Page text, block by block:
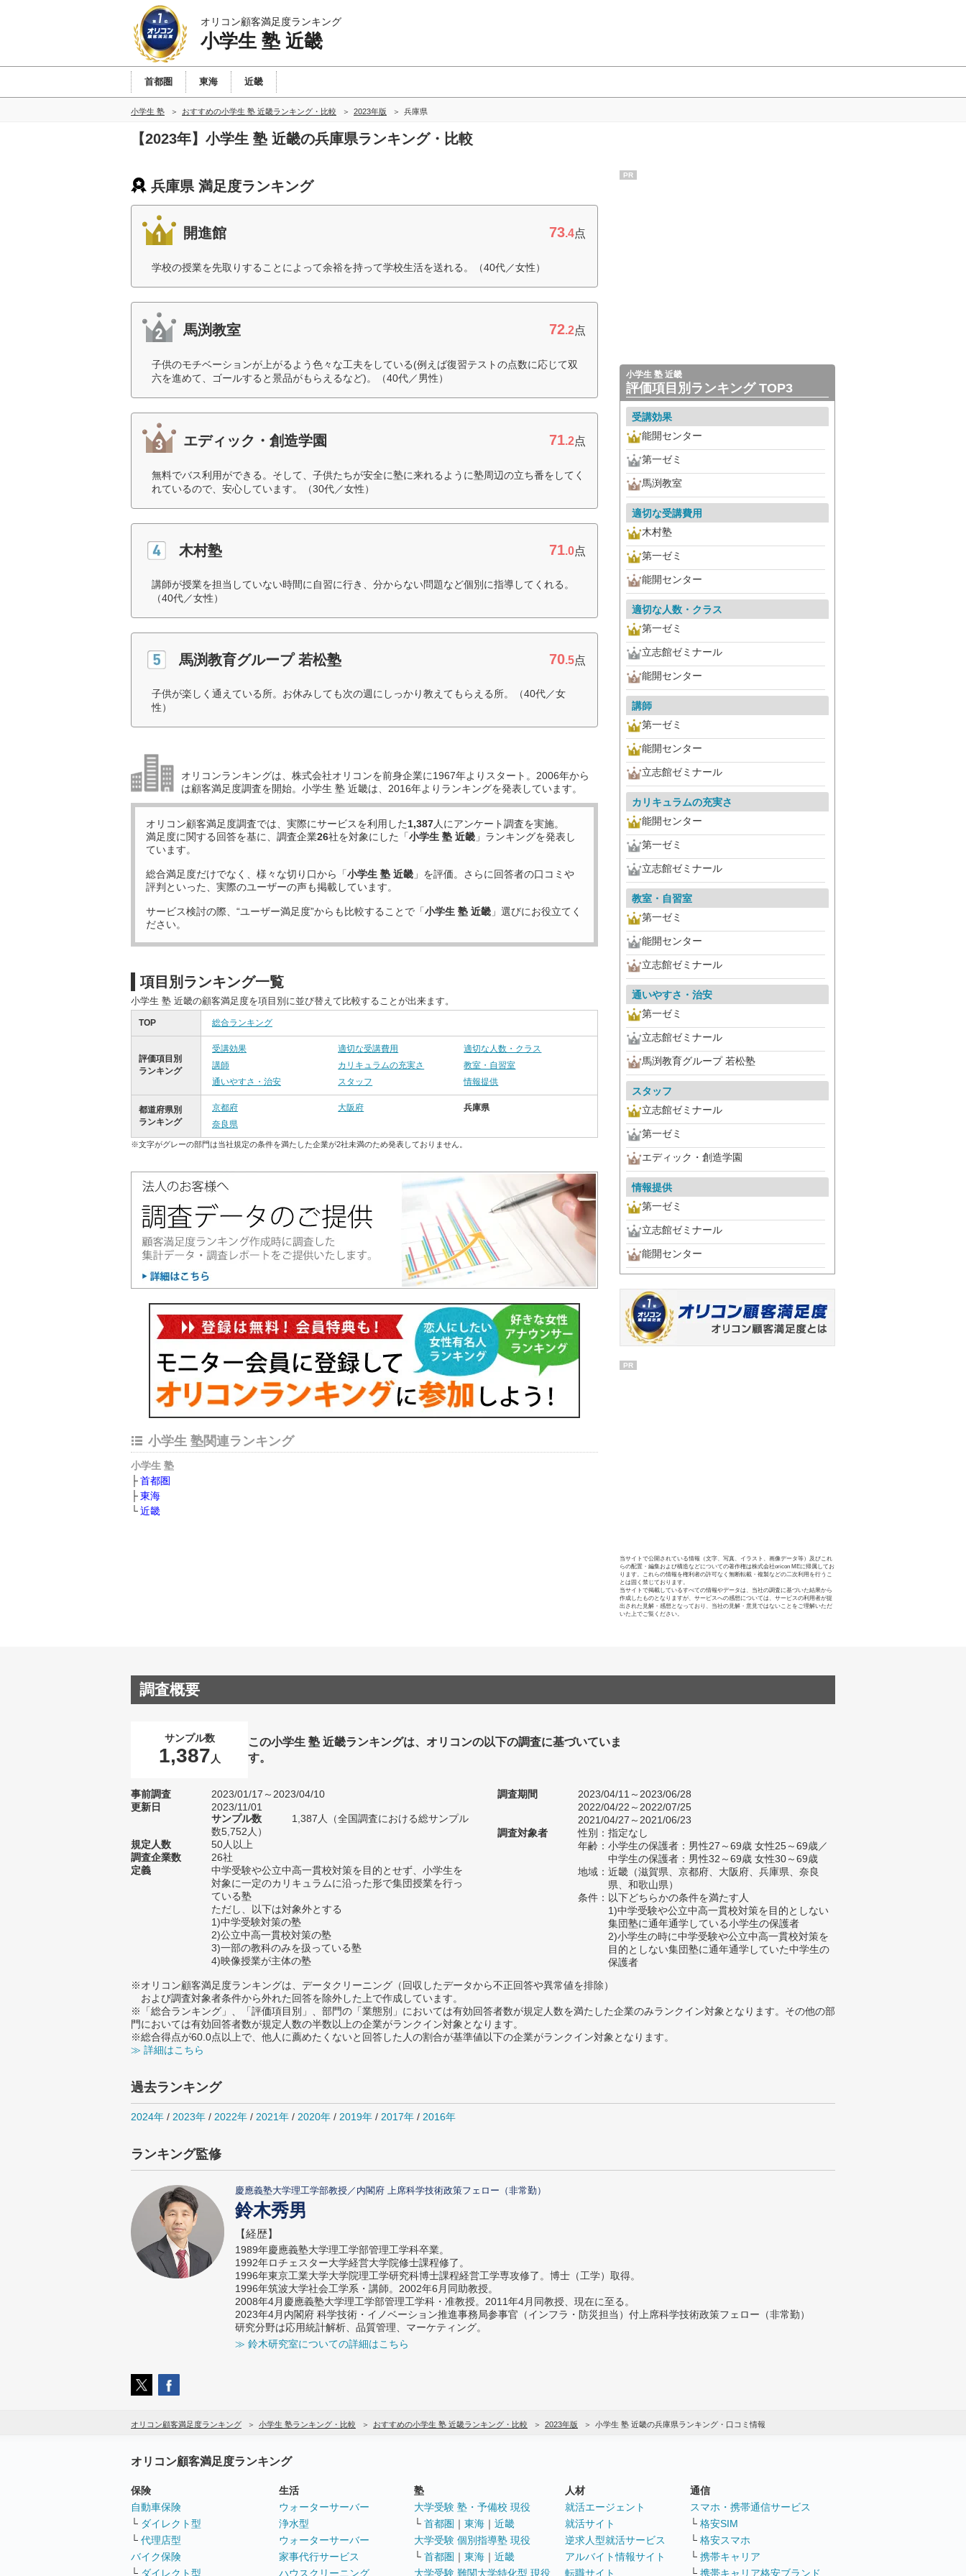
オリコン顧客満足度ランキング
小学生 塾 近畿
首都圏 東海 近畿
小学生 塾 おすすめの小学生 塾 近畿ランキング・比較 2023年版 兵庫県
【2023年】小学生 塾 近畿の兵庫県ランキング・比較
兵庫県 満足度ランキング
開進館 73.4点
学校の授業を先取りすることによって余裕を持って学校生活を送れる。（40代／女性）
馬渕教室 72.2点
子供のモチベーションが上がるよう色々な工夫をしている(例えば復習テストの点数に応じて双
六を進めて、ゴールすると景品がもらえるなど)。（40代／男性）
エディック・創造学園 71.2点
無料でバス利用ができる。そして、子供たちが安全に塾に来れるように塾周辺の立ち番をしてく
れているので、安心しています。（30代／女性）
木村塾 71.0点
講師が授業を担当していない時間に自習に行き、分からない問題など個別に指導してくれる。
（40代／女性）
馬渕教育グループ 若松塾 70.5点
子供が楽しく通えている所。お休みしても次の週にしっかり教えてもらえる所。（40代／女
性）
オリコンランキングは、株式会社オリコンを前身企業に1967年よりスタート。2006年から
は顧客満足度調査を開始。小学生 塾 近畿は、2016年よりランキングを発表しています。
オリコン顧客満足度調査では、実際にサービスを利用した1,387人にアンケート調査を実施。
満足度に関する回答を基に、調査企業26社を対象にした「小学生 塾 近畿 」ランキングを発表し
ています。
総合満足度だけでなく、様々な切り口から「小学生 塾 近畿 」を評価。さらに回答者の口コミや
評判といった、実際のユーザーの声も掲載しています。
サービス検討の際、“ユーザー満足度”からも比較することで「小学生 塾 近畿 」選びにお役立てく
ださい。
項目別ランキング一覧
小学生 塾 近畿の顧客満足度を項目別に並び替えて比較することが出来ます。
TOP 総合ランキング
評価項目別
ランキング
受講効果 適切な受講費用
適切な人数・クラス
講師
カリキュラムの充実さ
教室・自習室
通いやすさ・治安
スタッフ 情報提供
都道府県別
ランキング
京都府 大阪府
兵庫県
奈良県
※文字がグレーの部門は当社規定の条件を満たした企業が2社未満のため発表しておりません。
小学生 塾関連ランキング
小学生 塾
首都圏
東海
近畿
PR
小学生 塾 近畿
評価項目別ランキング TOP3
受講効果
能開センター
第一ゼミ
馬渕教室
適切な受講費用
木村塾
第一ゼミ
能開センター
適切な人数・クラス
第一ゼミ
立志館ゼミナール
能開センター
講師
第一ゼミ
能開センター
立志館ゼミナール
カリキュラムの充実さ
能開センター
第一ゼミ
立志館ゼミナール
教室・自習室
第一ゼミ
能開センター
立志館ゼミナール
通いやすさ・治安
第一ゼミ
立志館ゼミナール
馬渕教育グループ 若松塾
スタッフ
立志館ゼミナール
第一ゼミ
エディック・創造学園
情報提供
第一ゼミ
立志館ゼミナール
能開センター
PR
当サイトで公開されている情報（文字、写真、イラスト、画像データ等）及びこれ
らの配置・編集および構造などについての著作権は株式会社oricon MEに帰属してお
ります。これらの情報を権利者の許可なく無断転載・複製などの二次利用を行うこ
とは固く禁じております。
当サイトで掲載しているすべての情報やデータは、当社の調査に基づいた結果から
作成したものとなりますが、サービスへの感想については、サービスの利用者が提
出された見解・感想となっており、当社の見解・意見ではないことをご理解いただ
いた上でご覧ください。
調査概要
サンプル数
1,387 人
この小学生 塾 近畿ランキングは、オリコンの以下の調査に基づいていま
す。
事前調査
2023/01/17～2023/04/10
更新日
2023/11/01
サンプル数
1,387人（全国調査における総サンプル
数5,752人）
規定人数
50人以上
調査企業数
26社
定義
中学受験や公立中高一貫校対策を目的とせず、小学生を
対象に一定のカリキュラムに沿った形で集団授業を行っ
ている塾
ただし、以下は対象外とする
1)中学受験対策の塾
2)公立中高一貫校対策の塾
3)一部の教科のみを扱っている塾
4)映像授業が主体の塾
調査期間
2023/04/11～2023/06/28
2022/04/22～2022/07/25
2021/04/27～2021/06/23
調査対象者
性別：指定なし
年齢：小学生の保護者：男性27～69歳 女性25～69歳／
中学生の保護者：男性32～69歳 女性30～69歳
地域：近畿（滋賀県、京都府、大阪府、兵庫県、奈良
県、和歌山県）
条件：以下どちらかの条件を満たす人
1)中学受験や公立中高一貫校対策を目的としない
集団塾に通年通学している小学生の保護者
2)小学生の時に中学受験や公立中高一貫校対策を
目的としない集団塾に通年通学していた中学生の
保護者
※オリコン顧客満足度ランキングは、データクリーニング（回収したデータから不正回答や異常値を排除）
および調査対象者条件から外れた回答を除外した上で作成しています。
※「総合ランキング」、「評価項目別」、部門の「業態別」においては有効回答者数が規定人数を満たした企業のみランクイン対象となります。その他の部
門においては有効回答者数が規定人数の半数以上の企業がランクイン対象となります。
※総合得点が60.0点以上で、他人に薦めたくないと回答した人の割合が基準値以下の企業がランクイン対象となります。
≫ 詳細はこちら
過去ランキング
2024年 / 2023年 / 2022年 / 2021年 / 2020年 / 2019年 / 2017年 / 2016年
ランキング監修
慶應義塾大学理工学部教授／内閣府 上席科学技術政策フェロー（非常勤）
鈴木秀男
【経歴】
1989年慶應義塾大学理工学部管理工学科卒業。
1992年ロチェスター大学経営大学院修士課程修了。
1996年東京工業大学大学院理工学研究科博士課程経営工学専攻修了。博士（工学）取得。
1996年筑波大学社会工学系・講師。2002年6月同助教授。
2008年4月慶應義塾大学理工学部管理工学科・准教授。2011年4月同教授、現在に至る。
2023年4月内閣府 科学技術・イノベーション推進事務局参事官（インフラ・防災担当）付上席科学技術政策フェロー（非常勤）
研究分野は応用統計解析、品質管理、マーケティング。
≫ 鈴木研究室についての詳細はこちら
オリコン顧客満足度ランキング 小学生 塾ランキング・比較 おすすめの小学生 塾 近畿ランキング・比較 2023年版 小学生 塾 近畿の兵庫県ランキング・口コミ情報
オリコン顧客満足度ランキング
保険
自動車保険
└ ダイレクト型
└ 代理店型
バイク保険
└ ダイレクト型
生活
ウォーターサーバー
浄水型
ウォーターサーバー
家事代行サービス
ハウスクリーニング
塾
大学受験 塾・予備校 現役
└ 首都圏 ｜ 東海 ｜ 近畿
大学受験 個別指導塾 現役
└ 首都圏 ｜ 東海 ｜ 近畿
大学受験 難関大学特化型 現役
人材
就活エージェント
就活サイト
逆求人型就活サービス
アルバイト情報サイト
転職サイト
通信
スマホ・携帯通信サービス
└ 格安SIM
└ 格安スマホ
└ 携帯キャリア
└ 携帯キャリア格安ブランド